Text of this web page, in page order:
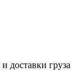
доставки груза